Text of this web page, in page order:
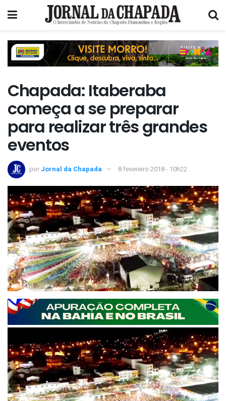
Chapada: Itaberaba
começa a se preparar
para realizar três grandes
eventos
por Jornal da Chapada 8 fevereiro 2018 - 10h22